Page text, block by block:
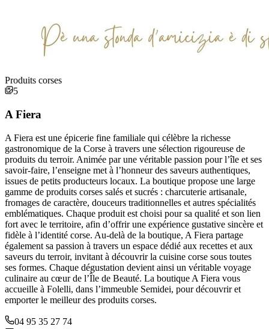
Produits corses
5
A Fiera
A Fiera est une épicerie fine familiale qui célèbre la richesse
gastronomique de la Corse à travers une sélection rigoureuse de
produits du terroir. Animée par une véritable passion pour l’île et ses
savoir-faire, l’enseigne met à l’honneur des saveurs authentiques,
issues de petits producteurs locaux. La boutique propose une large
gamme de produits corses salés et sucrés : charcuterie artisanale,
fromages de caractère, douceurs traditionnelles et autres spécialités
emblématiques. Chaque produit est choisi pour sa qualité et son lien
fort avec le territoire, afin d’offrir une expérience gustative sincère et
fidèle à l’identité corse. Au-delà de la boutique, A Fiera partage
également sa passion à travers un espace dédié aux recettes et aux
saveurs du terroir, invitant à découvrir la cuisine corse sous toutes
ses formes. Chaque dégustation devient ainsi un véritable voyage
culinaire au cœur de l’Île de Beauté. La boutique A Fiera vous
accueille à Folelli, dans l’immeuble Semidei, pour découvrir et
emporter le meilleur des produits corses.
04 95 35 27 74